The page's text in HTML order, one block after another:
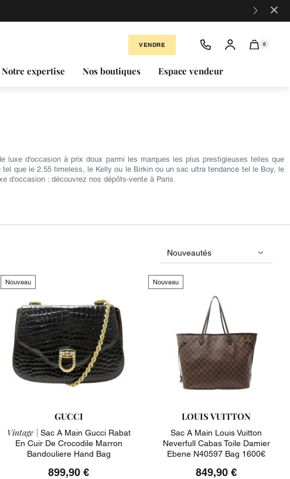
×
VENDRE 0
Notre expertise Nos boutiques Espace vendeur
d'occasion à prix doux parmi les marques les plus prestigieuses telles que
que le 2.55 timeless, le Kelly ou le Birkin ou un sac ultra tendance tel le Boy, le
d'occasion : découvrez nos dépôts-vente à Paris.
Nouveau
GUCCI
Vintage | Sac A Main Gucci Rabat
En Cuir De Crocodile Marron
Bandouliere Hand Bag
899,90 €
Nouveau
LOUIS VUITTON
Sac A Main Louis Vuitton
Neverfull Cabas Toile Damier
Ebene N40597 Bag 1600€
849,90 €